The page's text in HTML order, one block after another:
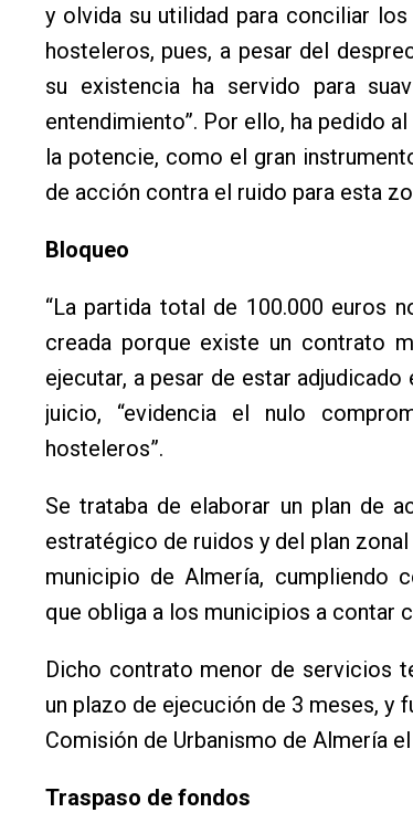
y olvida su utilidad para conciliar
hosteleros, pues, a pesar del
su existencia ha servido para
entendimiento”. Por ello, ha pedido
la potencie, como el gran
de acción contra el ruido para esta
Bloqueo
“La partida total de 100.000 euros
creada porque existe un contrato
ejecutar, a pesar de estar
juicio, “evidencia el nulo
hosteleros”.
Se trataba de elaborar un plan de
estratégico de ruidos y del plan
municipio de Almería, cumpliendo
que obliga a los municipios a contar
Dicho contrato menor de servicios
un plazo de ejecución de 3 meses, y
Comisión de Urbanismo de Almería
Traspaso de fondos